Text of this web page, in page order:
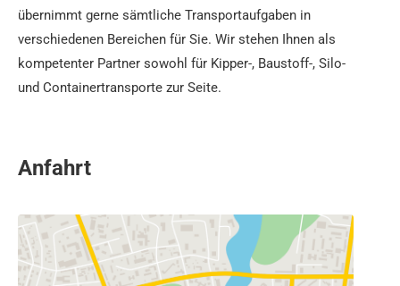
übernimmt gerne sämtliche Transportaufgaben in
verschiedenen Bereichen für Sie. Wir stehen Ihnen als
kompetenter Partner sowohl für Kipper-, Baustoff-, Silo-
und Containertransporte zur Seite.
Anfahrt